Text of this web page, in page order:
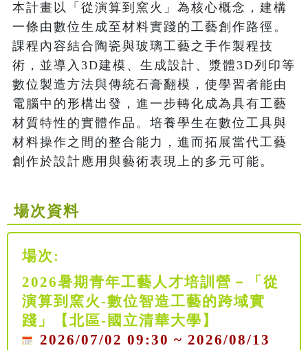
本計畫以「從演算到窯火」為核心概念，建構
一條由數位生成至材料實踐的工藝創作路徑。
課程內容結合陶瓷與玻璃工藝之手作製程技
術，並導入3D建模、生成設計、漿體3D列印等
數位製造方法與傳統石膏翻模，使學習者能由
電腦中的形構出發，進一步轉化成為具有工藝
材質特性的實體作品。培養學生在數位工具與
材料操作之間的整合能力，進而拓展當代工藝
創作於設計應用與藝術表現上的多元可能。
場次資料
場次:
2026暑期青年工藝人才培訓營－「從
演算到窯火-數位智造工藝的跨域實
踐」【北區-國立清華大學】
2026/07/02 09:30 ~ 2026/08/13